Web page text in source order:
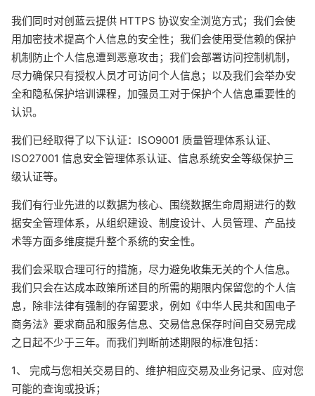
我们同时对创蓝云提供 HTTPS 协议安全浏览方式；我们会使
用加密技术提高个人信息的安全性；我们会使用受信赖的保护
机制防止个人信息遭到恶意攻击；我们会部署访问控制机制，
尽力确保只有授权人员才可访问个人信息；以及我们会举办安
全和隐私保护培训课程，加强员工对于保护个人信息重要性的
认识。
我们已经取得了以下认证：ISO9001 质量管理体系认证、
ISO27001 信息安全管理体系认证、信息系统安全等级保护三
级认证等。
我们有行业先进的以数据为核心、围绕数据生命周期进行的数
据安全管理体系，从组织建设、制度设计、人员管理、产品技
术等方面多维度提升整个系统的安全性。
我们会采取合理可行的措施，尽力避免收集无关的个人信息。
我们只会在达成本政策所述目的所需的期限内保留您的个人信
息，除非法律有强制的存留要求，例如《中华人民共和国电子
商务法》要求商品和服务信息、交易信息保存时间自交易完成
之日起不少于三年。而我们判断前述期限的标准包括：
1、 完成与您相关交易目的、维护相应交易及业务记录、应对您
可能的查询或投诉；